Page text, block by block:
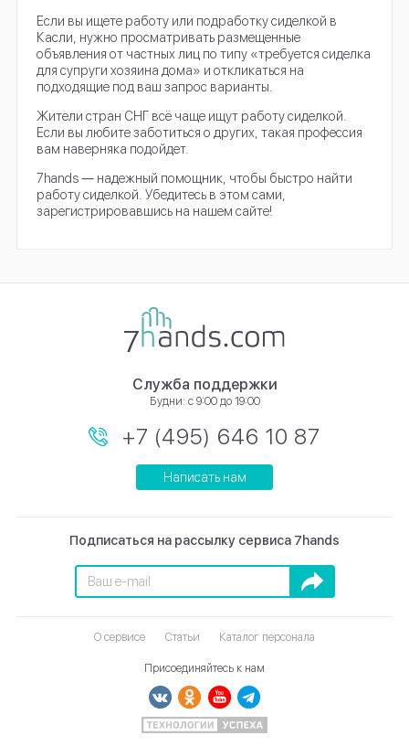
Если вы ищете работу или подработку сиделкой в
Касли, нужно просматривать размещенные
объявления от частных лиц по типу «требуется сиделка
для супруги хозяина дома» и откликаться на
подходящие под ваш запрос варианты.
Жители стран СНГ всё чаще ищут работу сиделкой.
Если вы любите заботиться о других, такая профессия
вам наверняка подойдет.
7hands ― надежный помощник, чтобы быстро найти
работу сиделкой. Убедитесь в этом сами,
зарегистрировавшись на нашем сайте!
Подписаться на рассылку сервиса 7hands
Подписаться
Служба поддержки
Будни: с 9:00 до 19:00
+7 (495) 646 10 87
Написать нам
О сервисе Статьи Каталог персонала
Присоединяйтесь к нам